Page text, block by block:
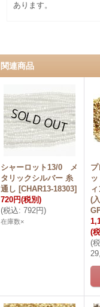
あります。
関連商品
シャーロット13/0 メ
タリックシルバー 糸
通し [CHAR13-18303]
720円(税別)
(税込: 792円)
在庫数×
(
(
(